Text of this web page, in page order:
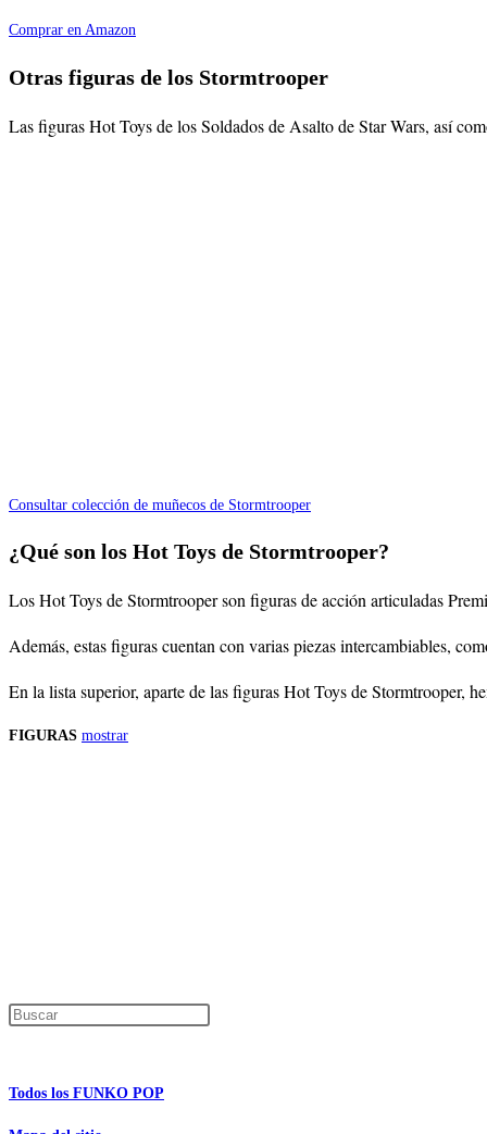
Comprar en Amazon
Otras figuras de los Stormtrooper
Las figuras Hot Toys de los Soldados de Asalto de Star Wars, así
Consultar colección de muñecos de Stormtrooper
¿Qué son los Hot Toys de Stormtrooper?
Los Hot Toys de Stormtrooper son figuras de acción articuladas
Además, estas figuras cuentan con varias piezas intercambiables,
En la lista superior, aparte de las figuras Hot Toys de Stormtrooper,
FIGURAS mostrar
Todos los FUNKO POP